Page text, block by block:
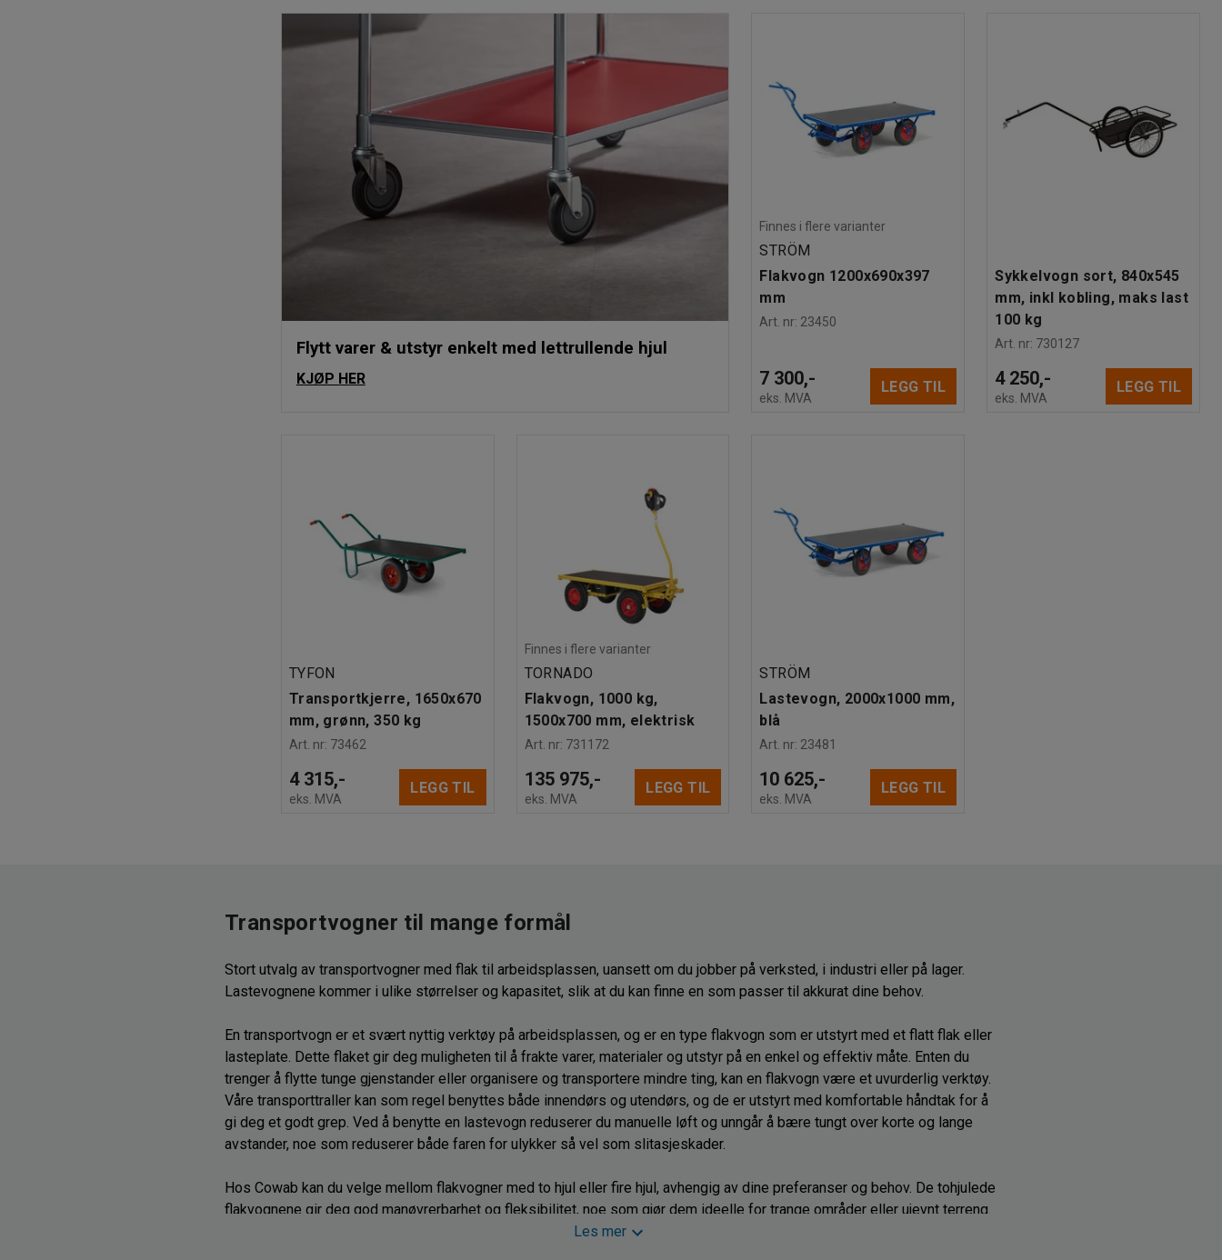
Flytt varer & utstyr enkelt med lettrullende hjul
KJØP HER
Finnes i flere varianter
STRÖM
Flakvogn 1200x690x397
mm
Art. nr: 23450
7 300,-
eks. MVA
LEGG TIL
Sykkelvogn sort, 840x545
mm, inkl kobling, maks last
100 kg
Art. nr: 730127
4 250,-
eks. MVA
LEGG TIL
TYFON
Transportkjerre, 1650x670
mm, grønn, 350 kg
Art. nr: 73462
4 315,-
eks. MVA
LEGG TIL
Finnes i flere varianter
TORNADO
Flakvogn, 1000 kg,
1500x700 mm, elektrisk
Art. nr: 731172
135 975,-
eks. MVA
LEGG TIL
STRÖM
Lastevogn, 2000x1000 mm,
blå
Art. nr: 23481
10 625,-
eks. MVA
LEGG TIL
Transportvogner til mange formål
Stort utvalg av transportvogner med flak til arbeidsplassen, uansett om du jobber på verksted, i industri eller på lager.
Lastevognene kommer i ulike størrelser og kapasitet, slik at du kan finne en som passer til akkurat dine behov.
En transportvogn er et svært nyttig verktøy på arbeidsplassen, og er en type flakvogn som er utstyrt med et flatt flak eller
lasteplate. Dette flaket gir deg muligheten til å frakte varer, materialer og utstyr på en enkel og effektiv måte. Enten du
trenger å flytte tunge gjenstander eller organisere og transportere mindre ting, kan en flakvogn være et uvurderlig verktøy.
Våre transporttraller kan som regel benyttes både innendørs og utendørs, og de er utstyrt med komfortable håndtak for å
gi deg et godt grep. Ved å benytte en lastevogn reduserer du manuelle løft og unngår å bære tungt over korte og lange
avstander, noe som reduserer både faren for ulykker så vel som slitasjeskader.
Hos Cowab kan du velge mellom flakvogner med to hjul eller fire hjul, avhengig av dine preferanser og behov. De tohjulede
flakvognene gir deg god manøvrerbarhet og fleksibilitet, noe som gjør dem ideelle for trange områder eller ujevnt terreng.
Firehjulede flakvogner derimot, gir deg økt stabilitet og bæreevne, og er spesielt egnet for større og tyngre laster.
Les mer